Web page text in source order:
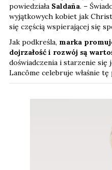
powiedziała Saldaña. –
wyjątkowych kobiet jak
się częścią wspierającej się
Jak podkreśla, marka
dojrzałość i rozwój są
doświadczenia i starzenie się
Lancôme celebruje właśnie